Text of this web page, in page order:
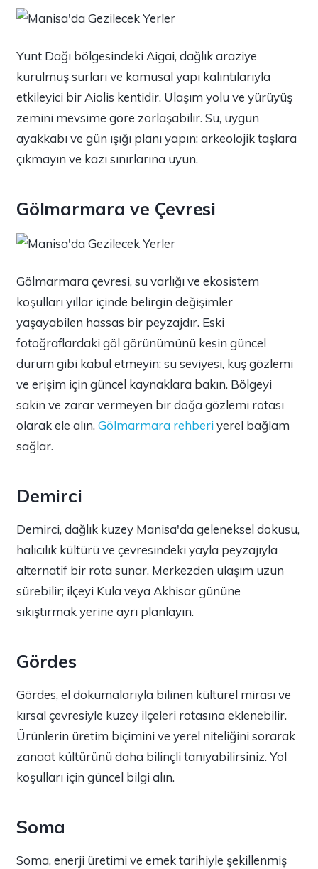
Yunt Dağı bölgesindeki Aigai, dağlık araziye
kurulmuş surları ve kamusal yapı kalıntılarıyla
etkileyici bir Aiolis kentidir. Ulaşım yolu ve yürüyüş
zemini mevsime göre zorlaşabilir. Su, uygun
ayakkabı ve gün ışığı planı yapın; arkeolojik taşlara
çıkmayın ve kazı sınırlarına uyun.
Gölmarmara ve Çevresi
Gölmarmara çevresi, su varlığı ve ekosistem
koşulları yıllar içinde belirgin değişimler
yaşayabilen hassas bir peyzajdır. Eski
fotoğraflardaki göl görünümünü kesin güncel
durum gibi kabul etmeyin; su seviyesi, kuş gözlemi
ve erişim için güncel kaynaklara bakın. Bölgeyi
sakin ve zarar vermeyen bir doğa gözlemi rotası
olarak ele alın. Gölmarmara rehberiyerel bağlam
sağlar.
Demirci
Demirci, dağlık kuzey Manisa'da geleneksel dokusu,
halıcılık kültürü ve çevresindeki yayla peyzajıyla
alternatif bir rota sunar. Merkezden ulaşım uzun
sürebilir; ilçeyi Kula veya Akhisar gününe
sıkıştırmak yerine ayrı planlayın.
Gördes
Gördes, el dokumalarıyla bilinen kültürel mirası ve
kırsal çevresiyle kuzey ilçeleri rotasına eklenebilir.
Ürünlerin üretim biçimini ve yerel niteliğini sorarak
zanaat kültürünü daha bilinçli tanıyabilirsiniz. Yol
koşulları için güncel bilgi alın.
Soma
Soma, enerji üretimi ve emek tarihiyle şekillenmiş